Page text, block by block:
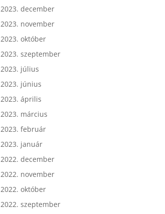
2023. december
2023. november
2023. október
2023. szeptember
2023. július
2023. június
2023. április
2023. március
2023. február
2023. január
2022. december
2022. november
2022. október
2022. szeptember